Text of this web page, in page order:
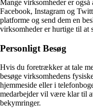
Mange virksomheder er
Facebook, Instagram og
platforme og send dem en
virksomheder er hurtige til at
Personligt Besøg
Hvis du foretrækker at tale
besøge virksomhedens
hjemmeside eller i
medarbejder vil være klar til
bekymringer.